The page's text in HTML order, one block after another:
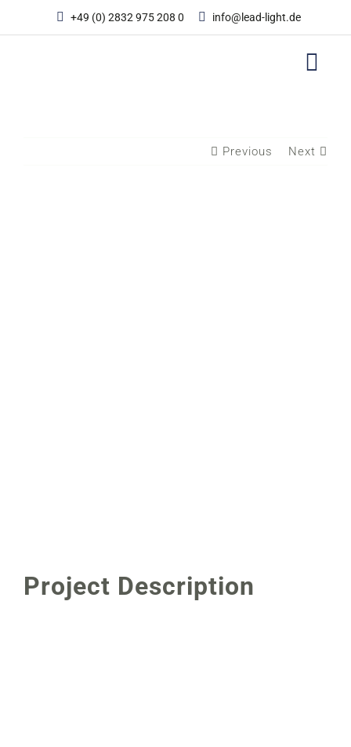
+49 (0) 2832 975 208 0 info@lead-light.de
Previous Next
Project Description